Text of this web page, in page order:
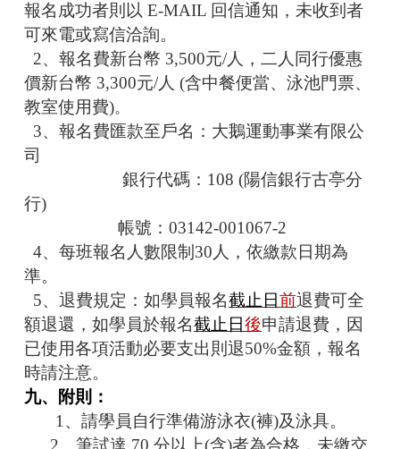
報名成功者則以 E-MAIL 回信通知，未收到者
可來電或寫信洽詢。
2、報名費新台幣 3,500元/人，二人同行優惠
價新台幣 3,300元/人 (含中餐便當、泳池門票、
教室使用費)。
3、報名費匯款至戶名：大鵝運動事業有限公
司
銀行代碼：108 (陽信銀行古亭分
行)
帳號：03142-001067-2
4、 每班報名人數限制30人，依繳款日期為
準。
5、退費規定：如學員報名截止日前退費可全
額退還，如學員於報名截止日後申請退費，因
已使用各項活動必要支出則退50%金額，報名
時請注意。
九、附則：
1、請學員自行準備游泳衣(褲)及泳具。
2、筆試達 70 分以上(含)者為合格，未繳交